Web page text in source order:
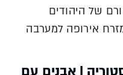
של היהודים
אירופה למערבה
והקִדמה עלולים לבוא
| אבנים עם